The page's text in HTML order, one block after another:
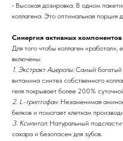
• Высокая дозировка: В одном
коллагена. Это оптимальная порция
Синергия активных компонентов
Для того чтобы коллаген
включены:
1. Экстракт Ацеролы:Самый богатый
витамина синтез собственного
геля покрывает более 200%
2. L-триптофан:Незаменимая
белков и помогает клеткам
3. Ксилитол:Натуральный
сахара и безопасен для зубов.